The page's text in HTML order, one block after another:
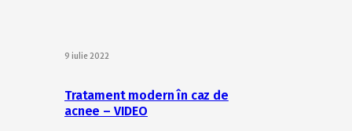
9 iulie 2022
Tratament modern în caz de
acnee – VIDEO